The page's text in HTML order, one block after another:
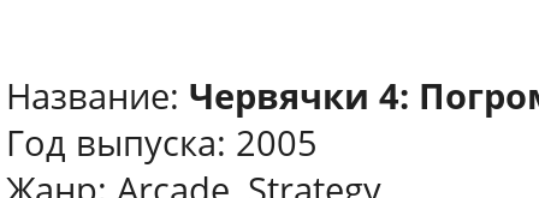
Название: Червячки 4:
Год выпуска: 2005